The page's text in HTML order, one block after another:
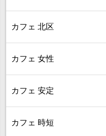
カフェ 北区
カフェ 女性
カフェ 安定
カフェ 時短